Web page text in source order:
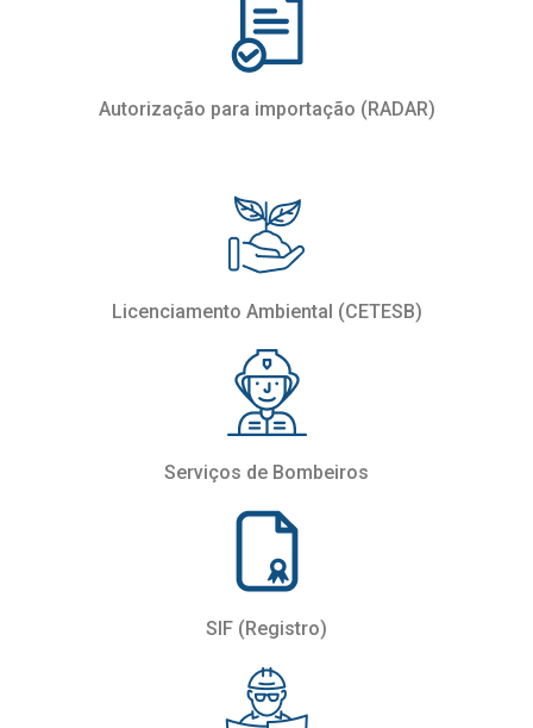
Autorização para importação (RADAR)
Licenciamento Ambiental (CETESB)
Serviços de Bombeiros
SIF (Registro)